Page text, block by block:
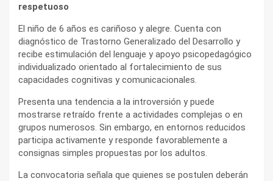
respetuoso
El niño de 6 años es cariñoso y alegre. Cuenta con
diagnóstico de Trastorno Generalizado del Desarrollo y
recibe estimulación del lenguaje y apoyo psicopedagógico
individualizado orientado al fortalecimiento de sus
capacidades cognitivas y comunicacionales.
Presenta una tendencia a la introversión y puede
mostrarse retraído frente a actividades complejas o en
grupos numerosos. Sin embargo, en entornos reducidos
participa activamente y responde favorablemente a
consignas simples propuestas por los adultos.
La convocatoria señala que quienes se postulen deberán